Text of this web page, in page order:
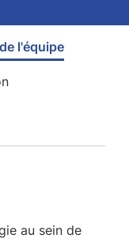
l'équipe
au sein de